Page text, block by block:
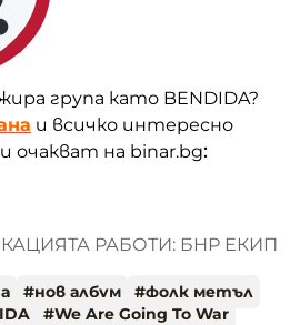
група като BENDIDA?
и всичко интересно
очакват на binar.bg:
РАБОТИ: БНР ЕКИП
#нов албум #фолк метъл
#We Are Going To War